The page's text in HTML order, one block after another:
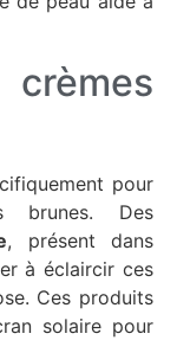
pour
brunes. Des
, présent dans
à éclaircir ces
Ces produits
solaire pour